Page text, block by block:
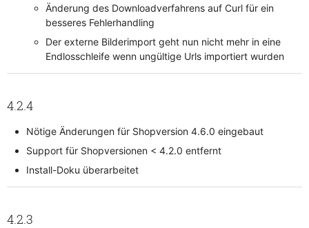
Änderung des Downloadverfahrens auf Curl für ein
besseres Fehlerhandling
Der externe Bilderimport geht nun nicht mehr in eine
Endlosschleife wenn ungültige Urls importiert wurden
4.2.4
Nötige Änderungen für Shopversion 4.6.0 eingebaut
Support für Shopversionen < 4.2.0 entfernt
Install-Doku überarbeitet
4.2.3